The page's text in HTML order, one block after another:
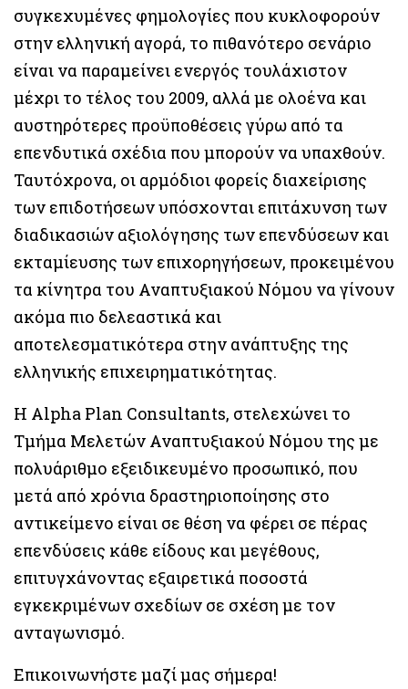
συγκεχυμένες φημολογίες που κυκλοφορούν
στην ελληνική αγορά, το πιθανότερο σενάριο
είναι να παραμείνει ενεργός τουλάχιστον
μέχρι το τέλος του 2009, αλλά με ολοένα και
αυστηρότερες προϋποθέσεις γύρω από τα
επενδυτικά σχέδια που μπορούν να υπαχθούν.
Ταυτόχρονα, οι αρμόδιοι φορείς διαχείρισης
των επιδοτήσεων υπόσχονται επιτάχυνση των
διαδικασιών αξιολόγησης των επενδύσεων και
εκταμίευσης των επιχορηγήσεων, προκειμένου
τα κίνητρα του Αναπτυξιακού Νόμου να γίνουν
ακόμα πιο δελεαστικά και
αποτελεσματικότερα στην ανάπτυξης της
ελληνικής επιχειρηματικότητας.
Η Alpha Plan Consultants, στελεχώνει το
Τμήμα Μελετών Αναπτυξιακού Νόμου της με
πολυάριθμο εξειδικευμένο προσωπικό, που
μετά από χρόνια δραστηριοποίησης στο
αντικείμενο είναι σε θέση να φέρει σε πέρας
επενδύσεις κάθε είδους και μεγέθους,
επιτυγχάνοντας εξαιρετικά ποσοστά
εγκεκριμένων σχεδίων σε σχέση με τον
ανταγωνισμό.
Επικοινωνήστε μαζί μας σήμερα!